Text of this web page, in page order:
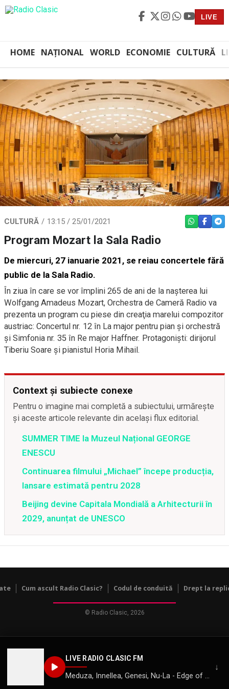
LIVE
HOME NAȚIONAL WORLD ECONOMIE CULTURĂ
LIVE RADIO CLASIC FM
Meduza, Innellea, Genesi, Nu-La - Edge of the World
↓
CULTURĂ 13:15 / 25/01/2021 WHATSAPP
Program Mozart la Sala Radio
De miercuri, 27 ianuarie 2021, se reiau concertele fără
public de la Sala Radio.
În ziua în care se vor împlini 265 de ani de la naşterea lui
Wolfgang Amadeus Mozart, Orchestra de Cameră Radio va
prezenta un program cu piese din creaţia marelui compozitor
austriac: Concertul nr. 12 în La major pentru pian şi orchestră
şi Simfonia nr. 35 în Re major Haffner. Protagonişti: dirijorul
Tiberiu Soare şi pianistul Horia Mihail.
Context și subiecte conexe
Pentru o imagine mai completă a subiectului, urmărește
și aceste articole relevante din același flux editorial.
SUMMER TIME la Muzeul Național GEORGE
ENESCU
Continuarea filmului „Michael” începe producția,
lansare estimată pentru 2028
Beijing devine Capitala Mondială a Arhitecturii în
2029, anunțat de UNESCO
Cum ascult Radio Clasic? Codul de conduită Drept la
© Radio Clasic, 2026